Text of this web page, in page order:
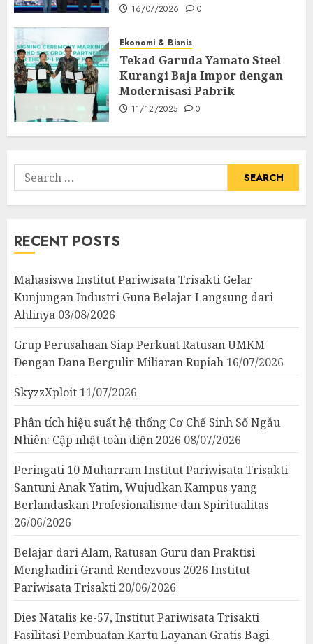
16/07/2026 0
Ekonomi & Bisnis
Tekad Garuda Yamato Steel
Kurangi Baja Impor dengan
Modernisasi Pabrik
11/12/2025 0
Search
for:
RECENT POSTS
Mahasiswa Institut Pariwisata Trisakti Gelar
Kunjungan Industri Guna Belajar Langsung dari
Ahlinya 03/08/2026
Grup Perusahaan Siap Perkuat Ratusan UMKM
Dengan Dana Bergulir Miliaran Rupiah 16/07/2026
SkyzzXploit 11/07/2026
Phân tích hiệu suất hệ thống Cơ Chế Sinh Số Ngẫu
Nhiên: Cập nhật toàn diện 2026 08/07/2026
Peringati 10 Muharram Institut Pariwisata Trisakti
Santuni Anak Yatim, Wujudkan Kampus yang
Berlandaskan Profesionalisme dan Spiritualitas
26/06/2026
Belajar dari Alam, Ratusan Guru dan Praktisi
Menghadiri Grand Rendezvous 2026 Institut
Pariwisata Trisakti 20/06/2026
Dies Natalis ke-57, Institut Pariwisata Trisakti
Fasilitasi Pembuatan Kartu Layanan Gratis Bagi